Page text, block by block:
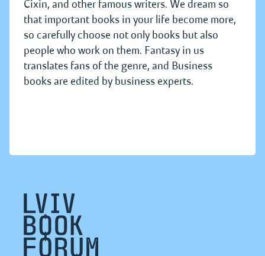
Cixin, and other famous writers. We dream so
that important books in your life become more,
so carefully choose not only books but also
people who work on them. Fantasy in us
translates fans of the genre, and Business
books are edited by business experts.